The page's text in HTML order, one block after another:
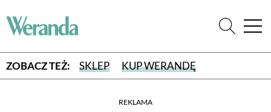
ZOBACZ TEŻ: SKLEP KUP WERANDĘ
REKLAMA